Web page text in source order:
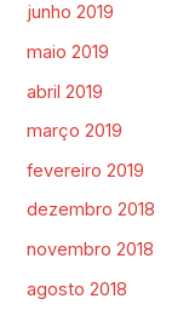
junho 2019
maio 2019
abril 2019
março 2019
fevereiro 2019
dezembro 2018
novembro 2018
agosto 2018